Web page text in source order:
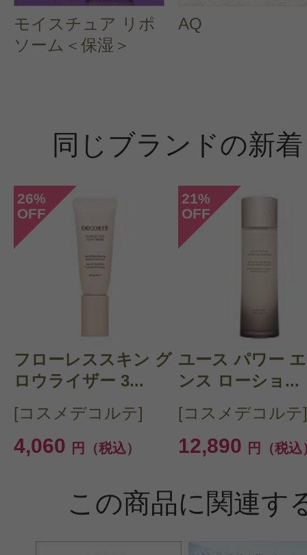
モイスチュア リポ
ソーム＜保湿＞
AQ
同じブランドの新
26%
OFF
フローレススキン グ
ロウライザー 3...
[コスメデコルテ]
4,060 円（税込）
21%
OFF
ユース パワー
ンス ローショ...
[コスメデコルテ]
12,890 円（税込
この商品に関連す